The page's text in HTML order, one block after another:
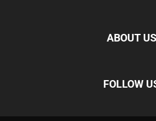
ABOUT US
FOLLOW